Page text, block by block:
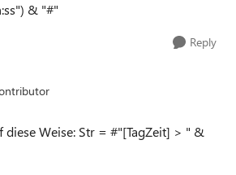
& "#"
Reply
diese Weise: Str = #"[TagZeit] > " &